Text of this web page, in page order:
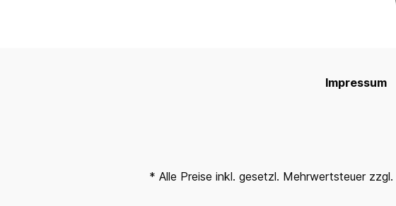
Impressum
* Alle Preise inkl. gesetzl. Mehrwertsteuer zzgl.